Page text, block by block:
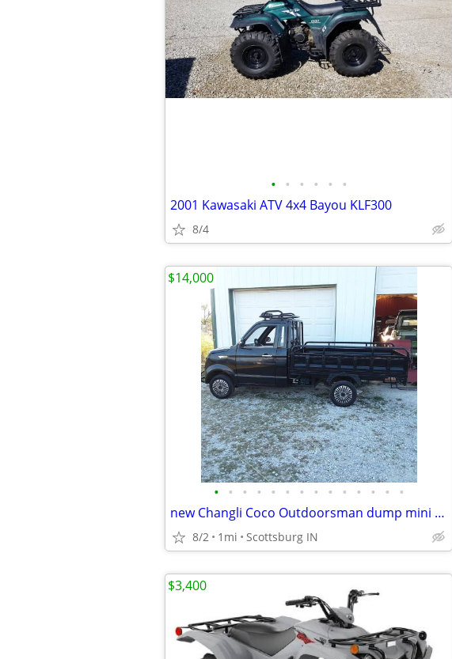
• • • • • •
2001 Kawasaki ATV 4x4 Bayou KLF300
8/4
• • • • • • • • • • • • • •
new Changli Coco Outdoorsman dump mini truck
8/2 1mi Scottsburg IN
$14,000
$3,400